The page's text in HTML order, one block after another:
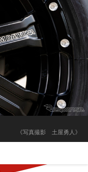
《写真撮影 土屋勇人》